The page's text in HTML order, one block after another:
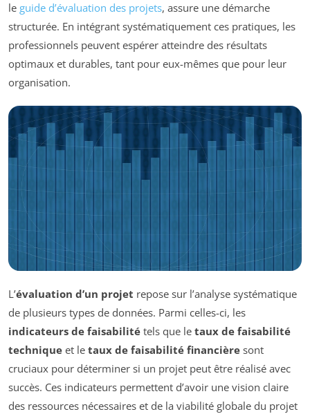
le guide d’évaluation des projets, assure une démarche
structurée. En intégrant systématiquement ces pratiques, les
professionnels peuvent espérer atteindre des résultats
optimaux et durables, tant pour eux-mêmes que pour leur
organisation.
L’évaluation d’un projet repose sur l’analyse systématique
de plusieurs types de données. Parmi celles-ci, les
indicateurs de faisabilité tels que le taux de faisabilité
technique et le taux de faisabilité financière sont
cruciaux pour déterminer si un projet peut être réalisé avec
succès. Ces indicateurs permettent d’avoir une vision claire
des ressources nécessaires et de la viabilité globale du projet